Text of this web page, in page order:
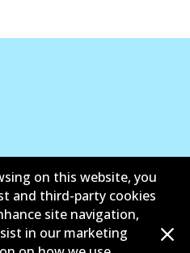
on this website, you
and third-party cookies
site navigation,
in our marketing